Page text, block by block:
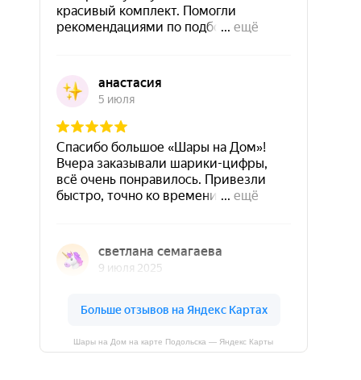
Шары на Дом на карте Подольска — Яндекс Карты